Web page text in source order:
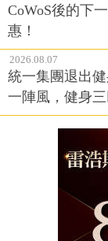
CoWoS後的下
惠！
2026.08.07
統一集團退出
一陣風，健身